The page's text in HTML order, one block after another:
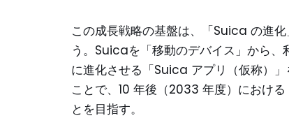
この成長戦略の基盤は、「Suica の進
う。Suicaを「移動のデバイス」から、
に進化させる「Suica アプリ（仮称）
ことで、10 年後（2033 年度）におけ
とを目指す。